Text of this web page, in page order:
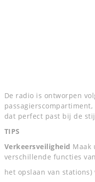
De radio is ontworpen
dat perfect past bij de
TIPS
Verkeersveiligheid Maak
verschillende functies
het opslaan van